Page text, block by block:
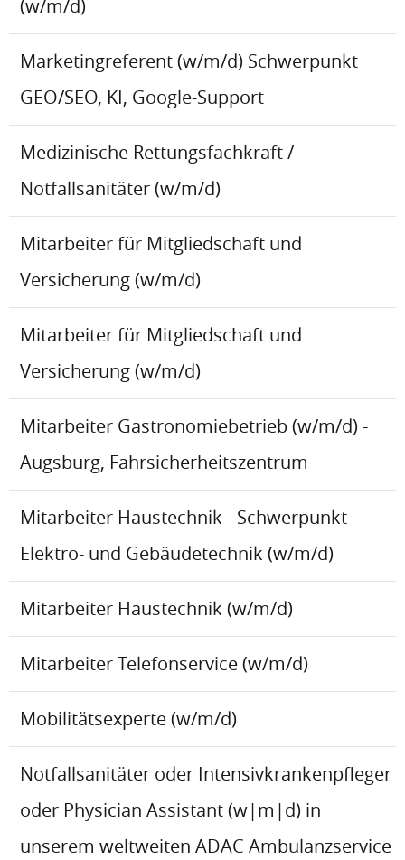
(w/m/d)
Marketingreferent (w/m/d) Schwerpunkt
GEO/SEO, KI, Google-Support
Medizinische Rettungsfachkraft /
Notfallsanitäter (w/m/d)
Mitarbeiter für Mitgliedschaft und
Versicherung (w/m/d)
Mitarbeiter für Mitgliedschaft und
Versicherung (w/m/d)
Mitarbeiter Gastronomiebetrieb (w/m/d) -
Augsburg, Fahrsicherheitszentrum
Mitarbeiter Haustechnik - Schwerpunkt
Elektro- und Gebäudetechnik (w/m/d)
Mitarbeiter Haustechnik (w/m/d)
Mitarbeiter Telefonservice (w/m/d)
Mobilitätsexperte (w/m/d)
Notfallsanitäter oder Intensivkrankenpfleger
oder Physician Assistant (w|m|d) in
unserem weltweiten ADAC Ambulanzservice